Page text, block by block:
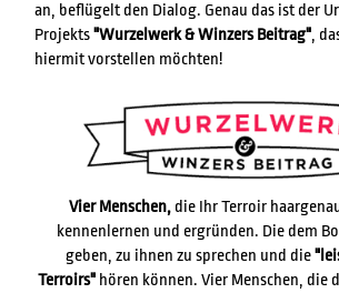
an, beflügelt den Dialog. Genau das ist der
Projekts"Wurzelwerk & Winzers Beitrag",
hiermit vorstellen möchten!
Vier Menschen,die Ihr Terroir
kennenlernen und ergründen. Die dem
geben, zu ihnen zu sprechen und die
Terroirs"hören können. Vier Menschen, die